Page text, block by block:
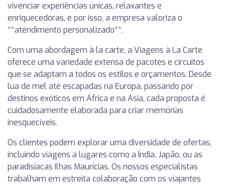
vivenciar experiências únicas, relaxantes e
enriquecedoras, e por isso, a empresa valoriza o
**atendimento personalizado**.
Com uma abordagem à la carte, a Viagens à La Carte
oferece uma variedade extensa de pacotes e circuitos
que se adaptam a todos os estilos e orçamentos. Desde
lua de mel até escapadas na Europa, passando por
destinos exóticos em África e na Ásia, cada proposta é
cuidadosamente elaborada para criar memórias
inesquecíveis.
Os clientes podem explorar uma diversidade de ofertas,
incluindo viagens a lugares como a Índia, Japão, ou as
paradisíacas Ilhas Maurícias. Os nossos especialistas
trabalham em estreita colaboração com os viajantes